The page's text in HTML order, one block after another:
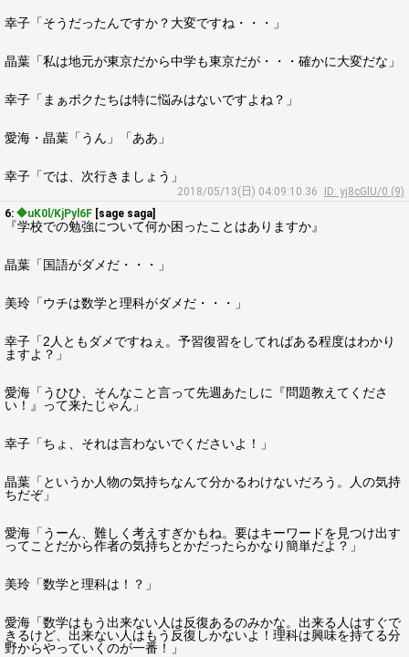
幸子「そうだったんですか？大変ですね・・・」
晶葉「私は地元が東京だから中学も東京だが・・・確かに大変だな」
幸子「まぁボクたちは特に悩みはないですよね？」
愛海・晶葉「うん」「ああ」
幸子「では、次行きましょう」
2018/05/13(日) 04:09:10.36
ID: yj8cGlU/0 (9)
6: ◆uK0l/KjPyl6F [sage saga]
『学校での勉強について何か困ったことはありますか』
晶葉「国語がダメだ・・・」
美玲「ウチは数学と理科がダメだ・・・」
幸子「2人ともダメですねぇ。予習復習をしてればある程度はわかり
ますよ？」
愛海「うひひ、そんなこと言って先週あたしに『問題教えてくださ
い！』って来たじゃん」
幸子「ちょ、それは言わないでくださいよ！」
晶葉「というか人物の気持ちなんて分かるわけないだろう。人の気持
ちだぞ」
愛海「うーん、難しく考えすぎかもね。要はキーワードを見つけ出す
ってことだから作者の気持ちとかだったらかなり簡単だよ？」
美玲「数学と理科は！？」
愛海「数学はもう出来ない人は反復あるのみかな。出来る人はすぐで
きるけど、出来ない人はもう反復しかないよ！理科は興味を持てる分
野からやっていくのが一番！」